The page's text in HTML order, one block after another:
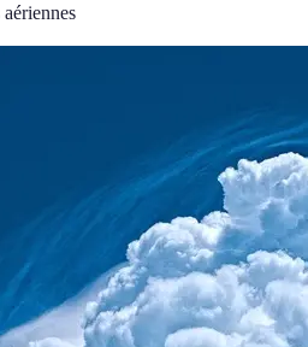
aériennes